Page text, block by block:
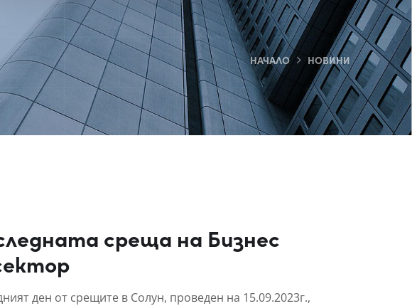
НАЧАЛО НОВИНИ
среща на Бизнес
ден от срещите в Солун, проведен на 15.09.2023г.,